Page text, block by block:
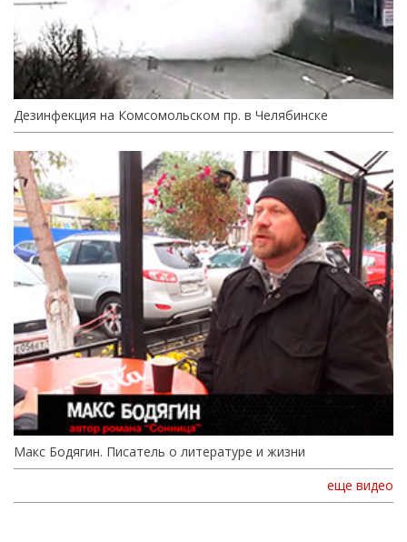
Дезинфекция на Комсомольском пр. в Челябинске
Макс Бодягин. Писатель о литературе и жизни
еще видео